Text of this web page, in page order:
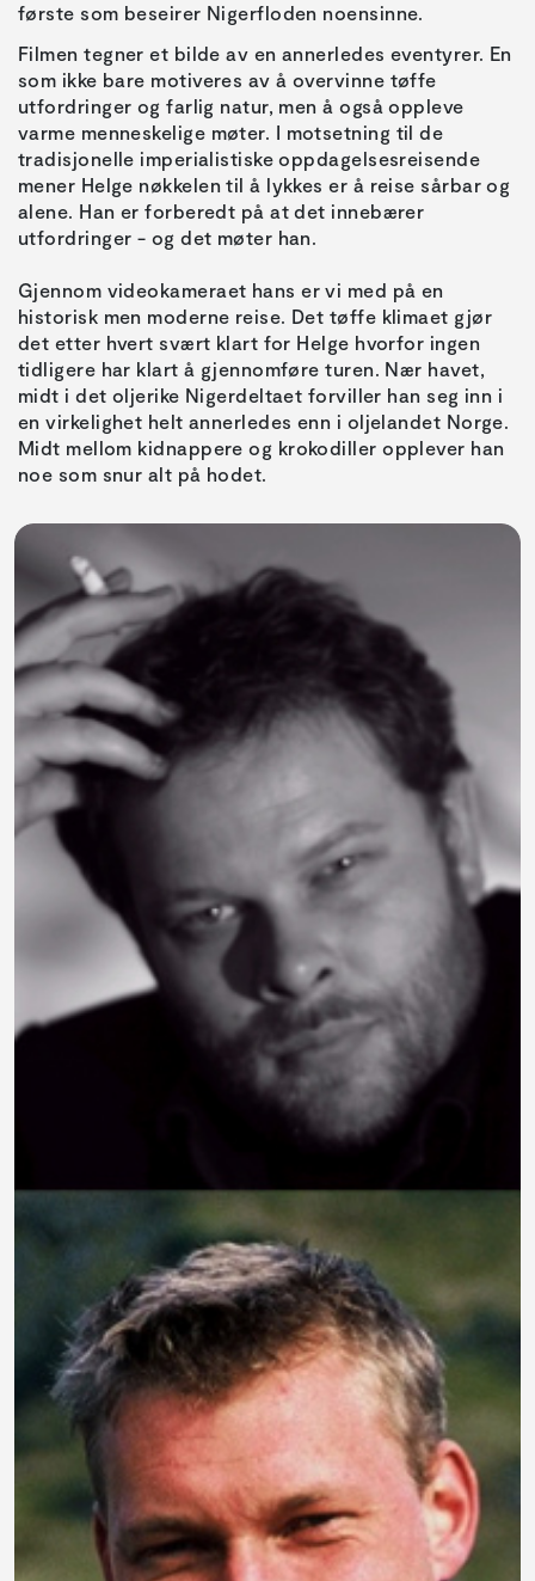
første som beseirer Nigerfloden noensinne.
Filmen tegner et bilde av en annerledes eventyrer. En
som ikke bare motiveres av å overvinne tøffe
utfordringer og farlig natur, men å også oppleve
varme menneskelige møter. I motsetning til de
tradisjonelle imperialistiske oppdagelsesreisende
mener Helge nøkkelen til å lykkes er å reise sårbar og
alene. Han er forberedt på at det innebærer
utfordringer - og det møter han.
Gjennom videokameraet hans er vi med på en
historisk men moderne reise. Det tøffe klimaet gjør
det etter hvert svært klart for Helge hvorfor ingen
tidligere har klart å gjennomføre turen. Nær havet,
midt i det oljerike Nigerdeltaet forviller han seg inn i
en virkelighet helt annerledes enn i oljelandet Norge.
Midt mellom kidnappere og krokodiller opplever han
noe som snur alt på hodet.